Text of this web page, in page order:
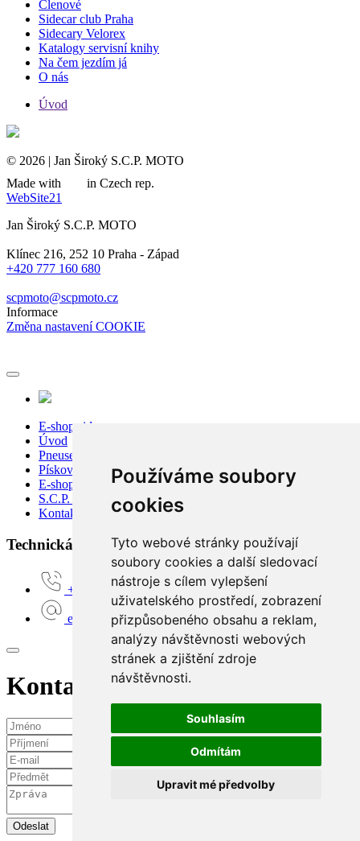
Používáme soubory
cookies
Tyto webové stránky používají
soubory cookies a další sledovací
nástroje s cílem vylepšení
uživatelského prostředí, zobrazení
přizpůsobeného obsahu a reklam,
analýzy návštěvnosti webových
stránek a zjištění zdroje
návštěvnosti.
Souhlasím
Odmítám
Upravit mé předvolby
Členové
Sidecar club Praha
Sidecary Velorex
Katalogy servisní knihy
Na čem jezdím já
O nás
Úvod
© 2026 | Jan Široký S.C.P. MOTO
Made with
in Czech rep.
WebSite21
Jan Široký S.C.P. MOTO
Klínec 216, 252 10 Praha - Západ
+420 777 160 680
scpmoto@scpmoto.cz
Informace
Změna nastavení COOKIE
E-shop sidecar
Úvod
Pneuservis
Pískování
E-shop
S.C.P. Moto
Kontakty
Technická podpora:
+420 777 160 680
e-shop@scpmoto.cz
Kontaktní požadavek
Odeslat